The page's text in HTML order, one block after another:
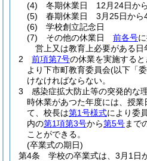
(4)
冬期休業日 12月24日か
(5)
春期休業日 3月25日から
(6)
学校創立記念日
(7)
その他の休業日 前各号
営上又は教育上必要がある日
2
前項第7号の休業を実施する
より下市町教育委員会(以下「
けなければならない。
3
感染症拡大防止等の突発的な
時休業があつた年度には、授
て、校長は第1号様式により委
内の第1項第3号から第5号まで
ことができる。
(卒業式の期日)
第4条
学校の卒業式は、3月1日